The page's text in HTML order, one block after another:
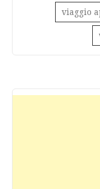
viaggio